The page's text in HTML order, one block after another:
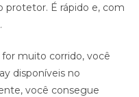
protetor. É rápido e, com
for muito corrido, você
disponíveis no
você consegue